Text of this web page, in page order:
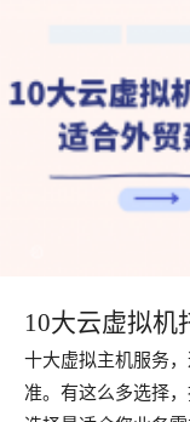
10大云虚拟机
十大虚拟主机服务
准。有这么多选择